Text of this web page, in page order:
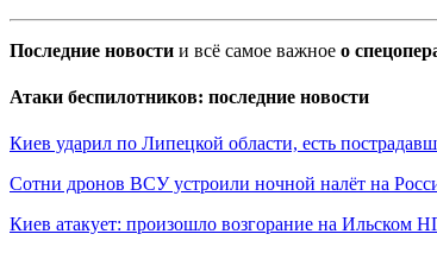
Последние новости и всё самое важное о
Атаки беспилотников: последние новости
Киев ударил по Липецкой области, есть
Сотни дронов ВСУ устроили ночной налёт на
Киев атакует: произошло возгорание на Ильском